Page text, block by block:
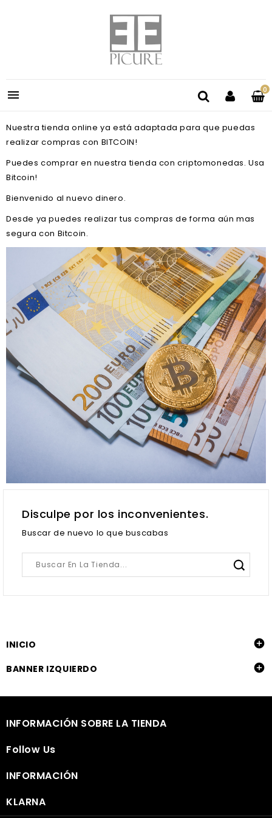
 0
Nuestra tienda online ya está adaptada para que puedas
realizar compras con BITCOIN!
Puedes comprar en nuestra tienda con criptomonedas. Usa
Bitcoin!
Bienvenido al nuevo dinero.
Desde ya puedes realizar tus compras de forma aún mas
segura con Bitcoin.
Disculpe por los inconvenientes.
Buscar de nuevo lo que buscabas
INICIO 
BANNER IZQUIERDO 
INFORMACIÓN SOBRE LA TIENDA
Follow Us
INFORMACIÓN
KLARNA